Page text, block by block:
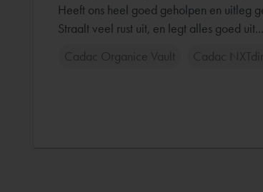
Heeft ons heel goed geholpen en uitleg
Straalt veel rust uit, en legt alles goed uit...
Cadac Organice Vault
Cadac